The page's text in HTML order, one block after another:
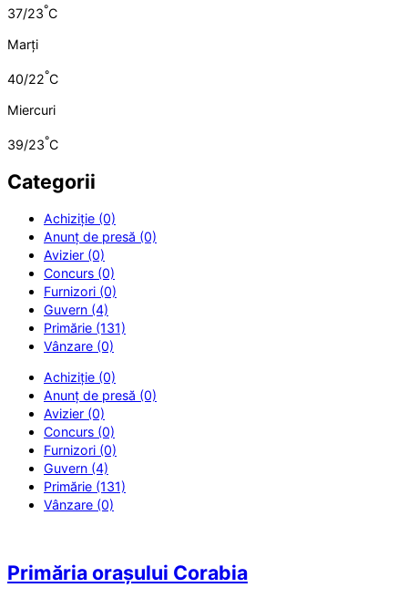
37/23°C
Marți
40/22°C
Miercuri
39/23°C
Categorii
Achiziție (0)
Anunț de presă (0)
Avizier (0)
Concurs (0)
Furnizori (0)
Guvern (4)
Primărie (131)
Vânzare (0)
Achiziție (0)
Anunț de presă (0)
Avizier (0)
Concurs (0)
Furnizori (0)
Guvern (4)
Primărie (131)
Vânzare (0)
Primăria orașului Corabia